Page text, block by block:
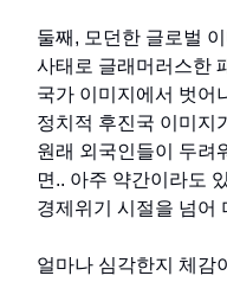
둘째, 모던한 글로벌
사태로 글래머러스한
국가 이미지에서 벗어
정치적 후진국 이미지
원래 외국인들이 두려
면.. 아주 약간이라도
경제위기 시절을 넘어
얼마나 심각한지 체감